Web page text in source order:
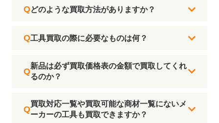
どのような買取方法がありますか？
工具買取の際に必要なものは何？
新品は必ず買取価格表の金額で買取してくれ
るのか？
買取対応一覧や買取可能な商材一覧にないメ
ーカーの工具も買取できますか？